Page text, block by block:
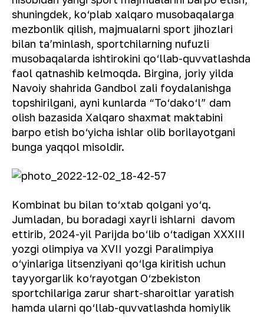
shuningdek, ko‘plab xalqaro musobaqalarga
mezbonlik qilish, majmualarni sport jihozlari
bilan taʼminlash, sportchilarning nufuzli
musobaqalarda ishtirokini qo‘llab-quvvatlashda
faol qatnashib kelmoqda. Birgina, joriy yilda
Navoiy shahrida Gandbol zali foydalanishga
topshirilgani, ayni kunlarda “To‘dako‘l” dam
olish bazasida Xalqaro shaxmat maktabini
barpo etish bo‘yicha ishlar olib borilayotgani
bunga yaqqol misoldir.
Kombinat bu bilan to‘xtab qolgani yo‘q.
Jumladan, bu boradagi xayrli ishlarni davom
ettirib, 2024-yil Parijda bo‘lib o‘tadigan XXXIII
yozgi olimpiya va XVII yozgi Paralimpiya
o‘yinlariga litsenziyani qo‘lga kiritish uchun
tayyorgarlik ko‘rayotgan O‘zbekiston
sportchilariga zarur shart-sharoitlar yaratish
hamda ularni qo‘llab-quvvatlashda homiylik